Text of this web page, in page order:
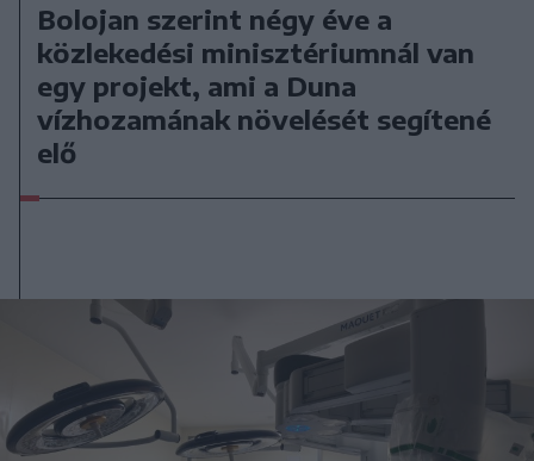
Bolojan szerint négy éve a
közlekedési minisztériumnál van
egy projekt, ami a Duna
vízhozamának növelését segítené
elő